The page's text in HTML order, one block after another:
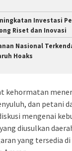
Investasi
Riset dan Inovasi
Nasional
Hoaks
kehormatan
dan petani
mengenai
diusulkan
yang tersedia